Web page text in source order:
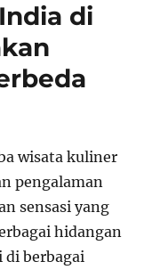
di
wisata kuliner
pengalaman
sensasi yang
hidangan
di berbagai